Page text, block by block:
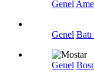
Genel
Genel
Genel